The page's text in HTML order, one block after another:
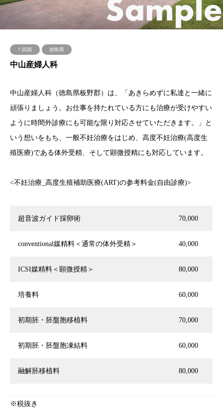
7.四国 徳島県
中山産婦人科
中山産婦人科（徳島県板野郡）は、「あきらめずに私達と一緒に
頑張りましょう。お仕事を持たれている方にも治療が受けやすい
ように時間外診療にも可能な限り対応させていただきます。」と
いう想いをもち、一般不妊治療をはじめ、高度不妊治療(高度生
殖医療)である体外受精、そして顕微授精にも対応しています。
<不妊治療_高度生殖補助医療(ART)の参考料金(自由診療)>
超音波ガイド採卵術 70,000
conventional媒精料＜通常の体外受精＞ 40,000
ICSI媒精料＜顕微授精＞ 80,000
培養料 60,000
初期胚・胚盤胞移植料 70,000
初期胚・胚盤胞凍結料 60,000
融解胚移植料 80,000
※税抜き